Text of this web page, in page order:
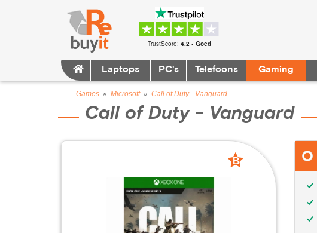
TrustScore: 4.2 • Goed
Laptops PC's Telefoons Gaming
Games » Microsoft» Call of Duty - Vanguard
Call of Duty - Vanguard
B